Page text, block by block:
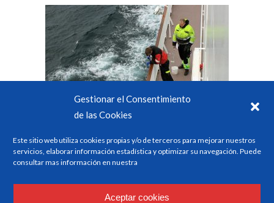
Gestionar el Consentimiento
de las Cookies
Este sitio web utiliza cookies propias y/o de terceros para mejorar nuestros
servicios, elaborar información estadística y optimizar su navegación. Puede
consultar mas información en nuestra
Aceptar cookies